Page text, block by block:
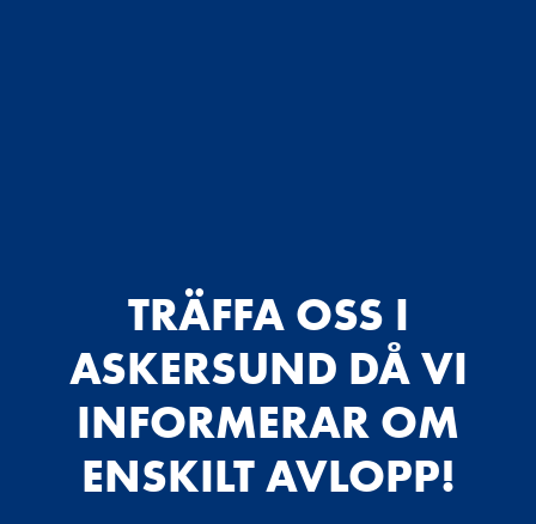
TRÄFFA OSS I
ASKERSUND DÅ VI
INFORMERAR OM
ENSKILT AVLOPP!